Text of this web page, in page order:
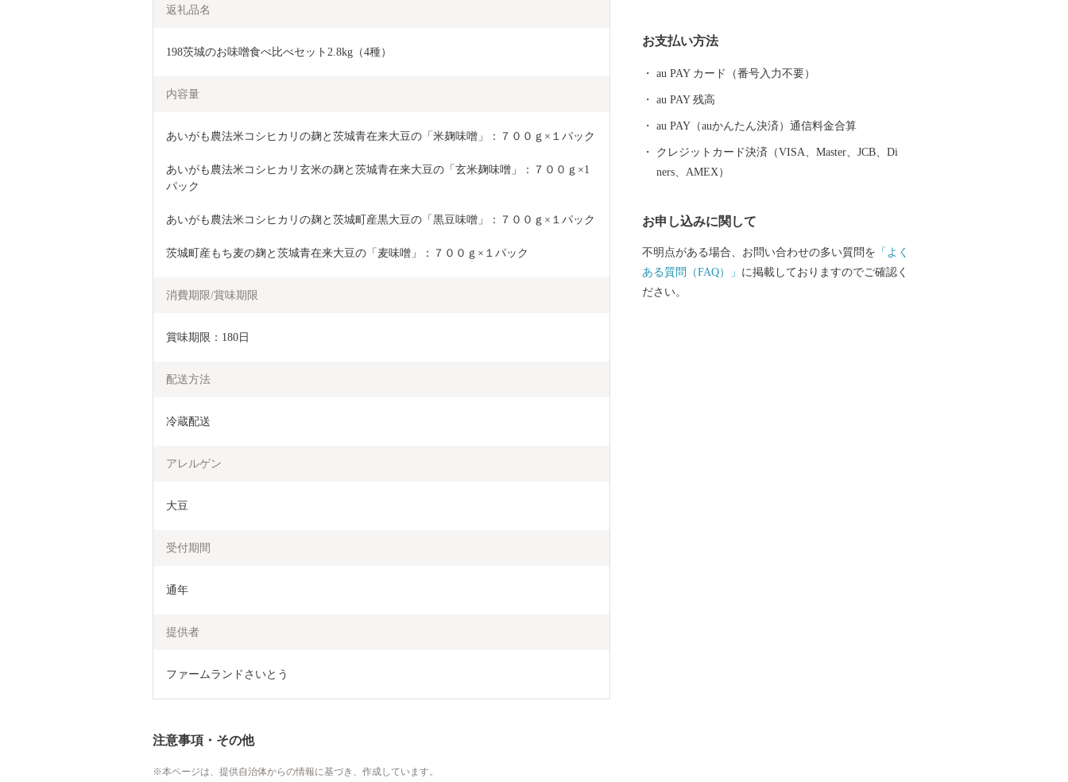
返礼品名
198茨城のお味噌食べ比べセット2.8kg（4種）
内容量
あいがも農法米コシヒカリの麹と茨城青在来大豆の「米麹味噌」：７００ｇ×１パック
あいがも農法米コシヒカリ玄米の麹と茨城青在来大豆の「玄米麹味噌」：７００ｇ×1
パック
あいがも農法米コシヒカリの麹と茨城町産黒大豆の「黒豆味噌」：７００ｇ×１パック
茨城町産もち麦の麹と茨城青在来大豆の「麦味噌」：７００ｇ×１パック
消費期限/賞味期限
賞味期限：180日
配送方法
冷蔵配送
アレルゲン
大豆
受付期間
通年
提供者
ファームランドさいとう
注意事項・その他
本ページは、提供自治体からの情報に基づき、作成しています。
のある方や関心をお持ちの皆様からの温かい『応援』
お支払い方法
au PAY カード（番号入力不要）
au PAY 残高
au PAY（auかんたん決済）通信料金合算
クレジットカード決済（VISA、Master、JCB、Di
ners、AMEX）
お申し込みに関して
不明点がある場合、お問い合わせの多い質問を 「よく
ある質問（FAQ）」 に掲載しておりますのでご確認く
ださい。